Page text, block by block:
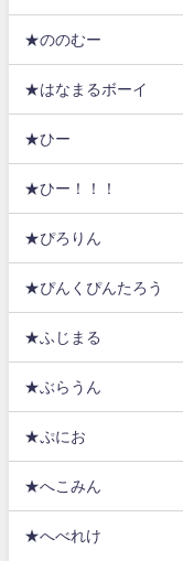
★ののむー
★はなまるボーイ
★ひー
★ひー！！！
★ぴろりん
★ぴんくぴんたろう
★ふじまる
★ぶらうん
★ぷにお
★へこみん
★へべれけ